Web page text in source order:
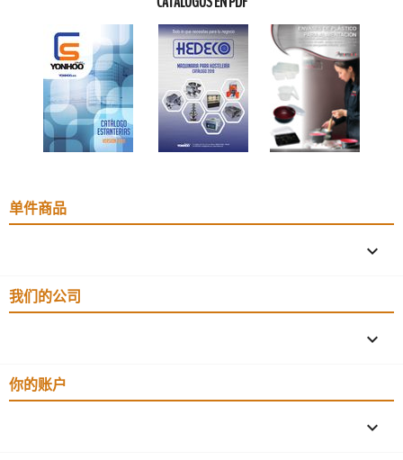
单件商品

我们的公司

你的账户
